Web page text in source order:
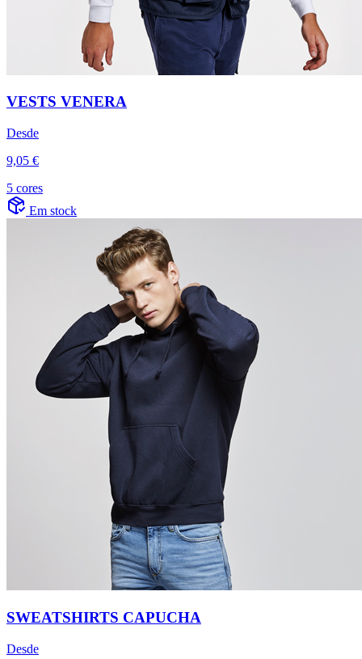
VESTS VENERA
Desde
9,05 €
5 cores
Em stock
SWEATSHIRTS CAPUCHA
Desde